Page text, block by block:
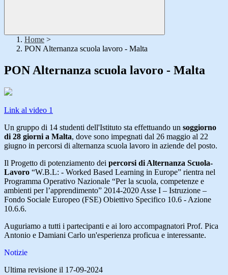
Home >
PON Alternanza scuola lavoro - Malta
PON Alternanza scuola lavoro - Malta
Link al video 1
Un gruppo di 14 studenti dell'Istituto sta effettuando un soggiorno
di 28 giorni a Malta, dove sono impegnati dal 26 maggio al 22
giugno in percorsi di alternanza scuola lavoro in aziende del posto.
Il Progetto di potenziamento dei percorsi di Alternanza Scuola-
Lavoro “W.B.L: - Worked Based Learning in Europe” rientra nel
Programma Operativo Nazionale “Per la scuola, competenze e
ambienti per l’apprendimento” 2014-2020 Asse I – Istruzione –
Fondo Sociale Europeo (FSE) Obiettivo Specifico 10.6 - Azione
10.6.6.
Auguriamo a tutti i partecipanti e ai loro accompagnatori Prof. Pica
Antonio e Damiani Carlo un'esperienza proficua e interessante.
Notizie
Ultima revisione il 17-09-2024